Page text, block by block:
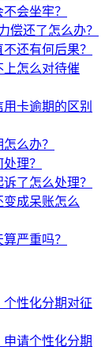
会坐牢？
偿还了怎么办？
还有何后果？
上怎么对待催
卡逾期的区别
么办？
理？
了怎么处理？
变成呆账怎么
严重吗？
性化分期对征
请个性化分期